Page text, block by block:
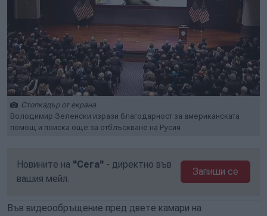
Стопкадър от екрана
Володимир Зеленски изрази благодарност за американската
помощ и поиска още за отблъскване на Русия
Новините на "Сега" - директно във
вашия мейл.
Запиши се
Във видеообръщение пред двете камари на